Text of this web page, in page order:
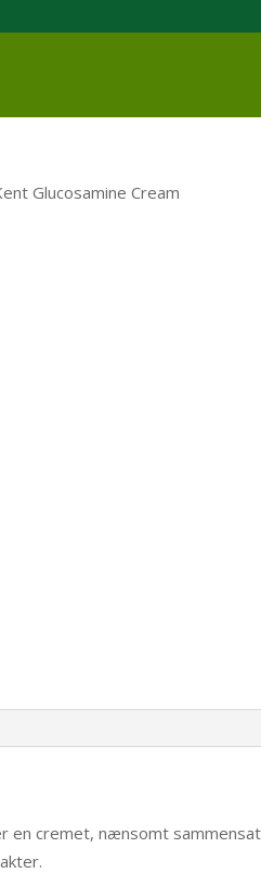
Glucosamine Cream
en cremet, nænsomt